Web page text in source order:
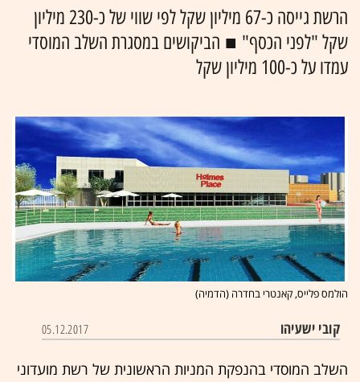
הרשת גייסה כ-67 מיליון שקל לפי שווי של כ-230 מיליון
שקל "לפני הכסף" ■ הביקושים במסגרת השלב המוסדי
עמדו על כ-100 מיליון שקל
הולמס פלייס, קאנטרי בחדרה (הדמיה)
קובי ישעיהו 05.12.2017
השלב המוסדי בהנפקת המניות הראשונית של רשת מועדוני